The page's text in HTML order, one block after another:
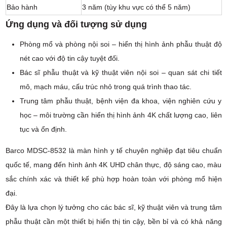
Bảo hành 3 năm (tùy khu vực có thể 5 năm)
Ứng dụng và đối tượng sử dụng
Phòng mổ và phòng nội soi – hiển thị hình ảnh phẫu thuật độ
nét cao với độ tin cậy tuyệt đối.
Bác sĩ phẫu thuật và kỹ thuật viên nội soi – quan sát chi tiết
mô, mạch máu, cấu trúc nhỏ trong quá trình thao tác.
Trung tâm phẫu thuật, bệnh viện đa khoa, viện nghiên cứu y
học – môi trường cần hiển thị hình ảnh 4K chất lượng cao, liên
tục và ổn định.
Barco MDSC-8532 là màn hình y tế chuyên nghiệp đạt tiêu chuẩn
quốc tế, mang đến hình ảnh 4K UHD chân thực, độ sáng cao, màu
sắc chính xác và thiết kế phù hợp hoàn toàn với phòng mổ hiện
đại.
Đây là lựa chọn lý tưởng cho các bác sĩ, kỹ thuật viên và trung tâm
phẫu thuật cần một thiết bị hiển thị tin cậy, bền bỉ và có khả năng